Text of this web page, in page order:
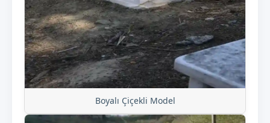
Boyalı Çiçekli Model